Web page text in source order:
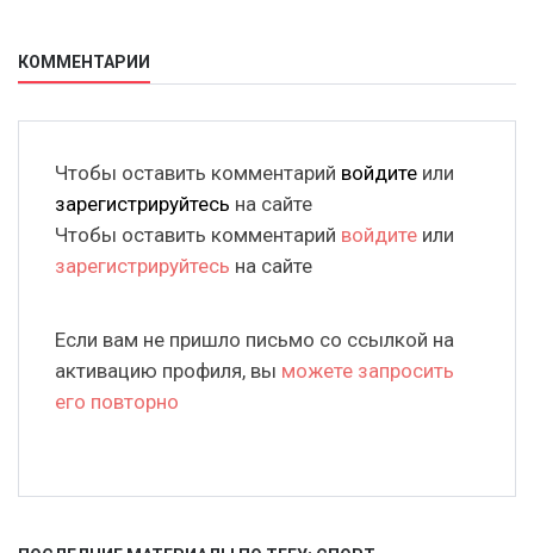
КОММЕНТАРИИ
Чтобы оставить комментарий войдите или
зарегистрируйтесь на сайте
Чтобы оставить комментарий войдите или
зарегистрируйтесь на сайте
Если вам не пришло письмо со ссылкой на
активацию профиля, вы можете запросить
его повторно